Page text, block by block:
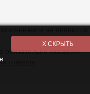
обязательно указание
товаров